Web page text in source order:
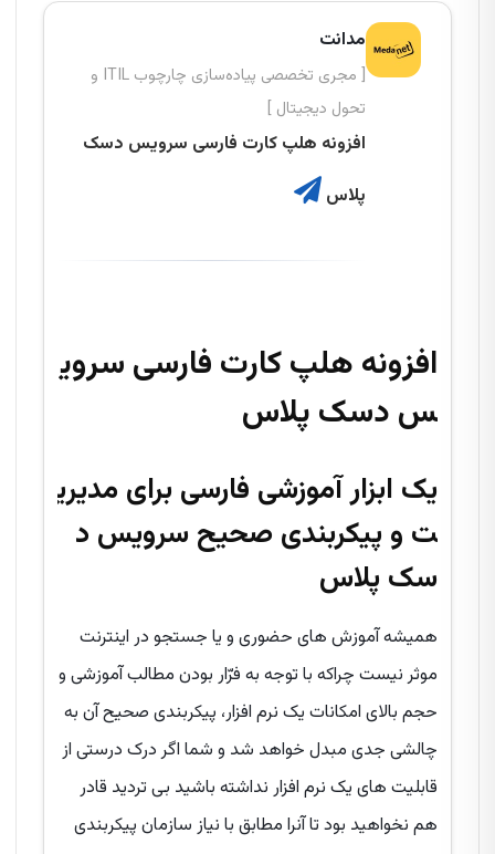
مدانت
[ مجری تخصصی پیاده‌سازی چارچوب ITIL و
تحول دیجیتال ]
افزونه هلپ کارت فارسی سرویس دسک
پلاس
افزونه هلپ کارت فارسی سروی
س دسک پلاس
یک ابزار آموزشی فارسی برای مدیری
ت و پیکربندی صحیح سرویس د
سک پلاس
همیشه آموزش های حضوری و یا جستجو در اینترنت
موثر نیست چراکه با توجه به فرّار بودن مطالب آموزشی و
حجم بالای امکانات یک نرم افزار، پیکربندی صحیح آن به
چالشی جدی مبدل خواهد شد و شما اگر درک درستی از
قابلیت های یک نرم افزار نداشته باشید بی تردید قادر
هم نخواهید بود تا آنرا مطابق با نیاز سازمان پیکربندی